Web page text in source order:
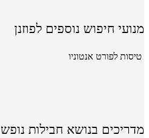
מנועי חיפוש נוספים לפוזנן
טיסות לפורט אנטוניו
מדריכים בנושא חבילות נופש